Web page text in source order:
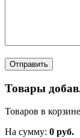
Товары
Товаров в
На сумму: 0 руб.